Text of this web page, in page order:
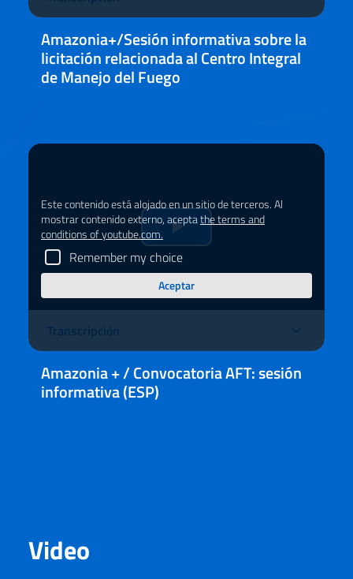
Amazonia+/Sesión informativa sobre la
licitación relacionada al Centro Integral
de Manejo del Fuego
Este contenido está alojado en un sitio de terceros. Al
mostrar contenido externo, aceptathe terms and
conditions of youtube.com.
Remember my choice
Aceptar
Riprduci
il
video
Transcripción
Amazonia + / Convocatoria AFT: sesión
informativa (ESP)
Video